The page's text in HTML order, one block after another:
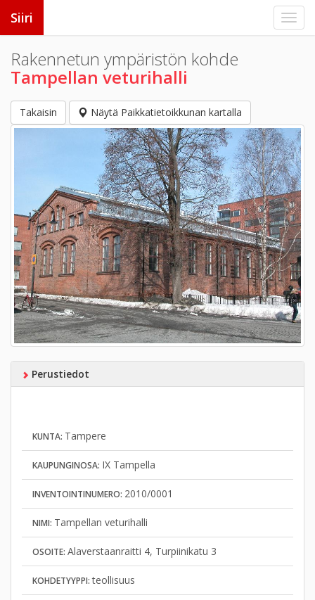
Siiri
Rakennetun ympäristön kohde
Tampellan veturihalli
Takaisin Näytä Paikkatietoikkunan kartalla
Perustiedot
KUNTA: Tampere
KAUPUNGINOSA: IX Tampella
INVENTOINTINUMERO: 2010/0001
NIMI: Tampellan veturihalli
OSOITE: Alaverstaanraitti 4, Turpiinikatu 3
KOHDETYYPPI:teollisuus